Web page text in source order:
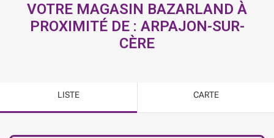
VOTRE MAGASIN BAZARLAND À
PROXIMITÉ DE : ARPAJON-SUR-
CÈRE
LISTE CARTE